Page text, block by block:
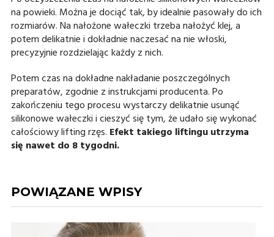
na powieki. Można je dociąć tak, by idealnie pasowały do ich
rozmiarów. Na nałożone wałeczki trzeba nałożyć klej, a
potem delikatnie i dokładnie naczesać na nie włoski,
precyzyjnie rozdzielając każdy z nich.
Potem czas na dokładne nakładanie poszczególnych
preparatów, zgodnie z instrukcjami producenta. Po
zakończeniu tego procesu wystarczy delikatnie usunąć
silikonowe wałeczki i cieszyć się tym, że udało się wykonać
całościowy lifting rzęs. Efekt takiego liftingu utrzyma
się nawet do 8 tygodni.
POWIĄZANE WPISY